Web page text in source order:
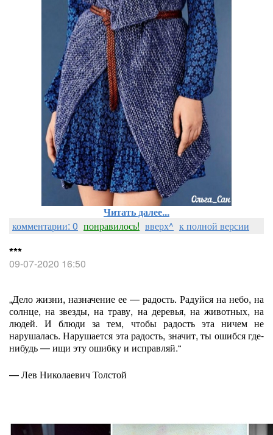
Читать далее...
комментарии: 0 понравилось! вверх^ к полной версии
***
09-07-2020 16:50
„Дело жизни, назначение ее — радость. Радуйся на небо, на
солнце, на звезды, на траву, на деревья, на животных, на
людей. И блюди за тем, чтобы радость эта ничем не
нарушалась. Нарушается эта радость, значит, ты ошибся где-
нибудь — ищи эту ошибку и исправляй.“
— Лев Николаевич Толстой